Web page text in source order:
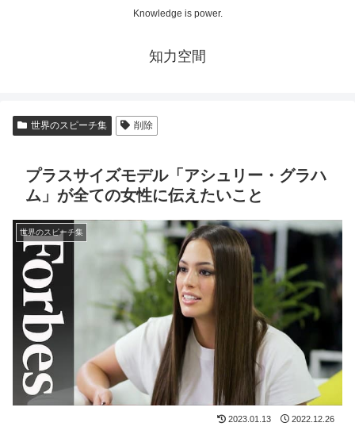
Knowledge is power.
知力空間
世界のスピーチ集 削除
プラスサイズモデル「アシュリー・グラハ
ム」が全ての女性に伝えたいこと
世界のスピーチ集
2023.01.13 2022.12.26